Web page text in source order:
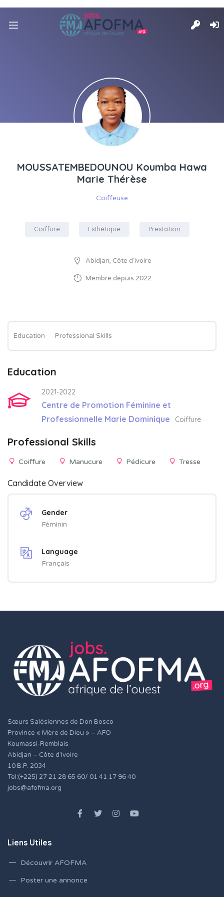
Coiffure Esthétique Prestation
MOUSSATEMBEDOUNOU Koumba Hawa
Marie Thérèse
Coiffeuse
Abidjan, Côte d'Ivoire
Membre depuis 2022
Education Professional Skills
Education
2021-2022
Centre de Promotion Féminine et
Professionnelle Marie Dominique
Coiffure
Professional Skills
Coiffure Manucure Pédicure Tresse
Candidate Overview
Gender
Féminin
Language
Français
Sœurs Salésiennes de Don Bosco
Province « Mère de Dieu » – AFO
Koumassi-Remblais
Abidjan – Côte d’Ivoire
10 B.P. 2034
Tel:(+225) 27 21 28 65 60/ 01 41 17 96 40
jobs@afofma.org
Liens Utiles
Découvrir AFOFMA
Poster une annonce